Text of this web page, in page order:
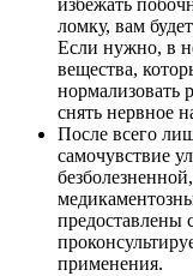
избежать
ломку, вам
Если нужно, в
вещества,
нормализовать
снять нервное
После всего
самочувствие
предоставлены
применения.